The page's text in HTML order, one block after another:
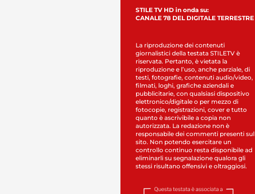
STILE TV HD in onda su:
CANALE 78 DEL DIGITALE TERRESTRE
La riproduzione dei contenuti
giornalistici della testata STILETV è
riservata. Pertanto, è vietata la
riproduzione e l’uso, anche parziale, di
testi, fotografie, contenuti audio/video,
filmati, loghi, grafiche aziendali e
pubblicitarie, con qualsiasi dispositivo
elettronico/digitale o per mezzo di
fotocopie, registrazioni, cover e tutto
quanto è ascrivibile a copia non
autorizzata. La redazione non è
responsabile dei commenti presenti sul
sito. Non potendo esercitare un
controllo continuo resta disponibile ad
eliminarli su segnalazione qualora gli
stessi risultano offensivi e oltraggiosi.